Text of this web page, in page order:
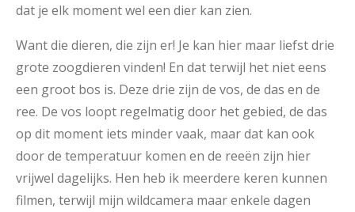
dat je elk moment wel een dier kan zien.
Want die dieren, die zijn er! Je kan hier maar liefst drie
grote zoogdieren vinden! En dat terwijl het niet eens
een groot bos is. Deze drie zijn de vos, de das en de
ree. De vos loopt regelmatig door het gebied, de das
op dit moment iets minder vaak, maar dat kan ook
door de temperatuur komen en de reeën zijn hier
vrijwel dagelijks. Hen heb ik meerdere keren kunnen
filmen, terwijl mijn wildcamera maar enkele dagen